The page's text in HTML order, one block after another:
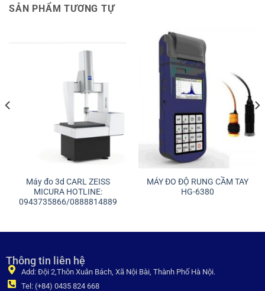
SẢN PHẨM TƯƠNG TỰ
Máy đo 3d CARL ZEISS
MICURA HOTLINE:
0943735866/0888814889
MÁY ĐO ĐỘ RUNG CẦM TAY
HG-6380
Thông tin liên hệ
Add: Đội 2,Thôn Xuân Bách, Xã Nội Bài, Thành Phố Hà Nội.
Tel: (+84) 0435 824 668